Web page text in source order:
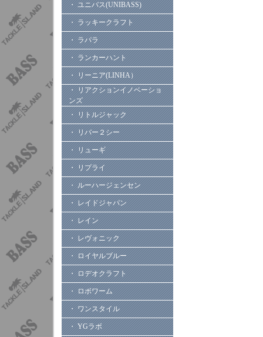
・ ユニバス(UNIBASS)
・ ラッキークラフト
・ ラパラ
・ ランカーハント
・ リーニア(LINHA）
・ リアクションイノベーショ
ンズ
・ リトルジャック
・ リバー２シー
・ リューギ
・ リプライ
・ ルーハージェンセン
・ レイドジャパン
・ レイン
・ レヴォニック
・ ロイヤルブルー
・ ロデオクラフト
・ ロボワーム
・ ワンスタイル
・ YGラボ